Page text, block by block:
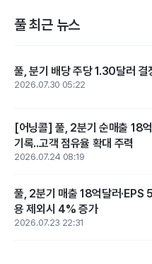
풀 최근 뉴스
풀, 분기 배당 주당 1.30달러
2026.07.30 05:22
[어닝콜] 풀, 2분기 순매출 18
기록..고객 점유율 확대 주력
2026.07.24 08:19
풀, 2분기 매출 18억달러·EPS
용 제외시 4% 증가
2026.07.23 22:31